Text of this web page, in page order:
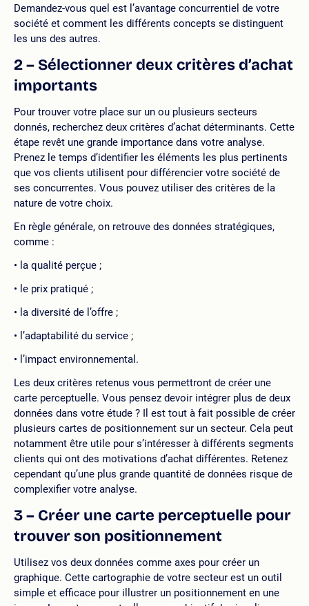
Demandez-vous quel est l’avantage concurrentiel de votre
société et comment les différents concepts se distinguent
les uns des autres.
2 – Sélectionner deux critères d’achat
importants
Pour trouver votre place sur un ou plusieurs secteurs
donnés, recherchez deux critères d’achat déterminants. Cette
étape revêt une grande importance dans votre analyse.
Prenez le temps d’identifier les éléments les plus pertinents
que vos clients utilisent pour différencier votre société de
ses concurrentes. Vous pouvez utiliser des critères de la
nature de votre choix.
En règle générale, on retrouve des données stratégiques,
comme :
la qualité perçue ;
le prix pratiqué ;
la diversité de l’offre ;
l’adaptabilité du service ;
l’impact environnemental.
Les deux critères retenus vous permettront de créer une
carte perceptuelle. Vous pensez devoir intégrer plus de deux
données dans votre étude ? Il est tout à fait possible de créer
plusieurs cartes de positionnement sur un secteur. Cela peut
notamment être utile pour s’intéresser à différents segments
clients qui ont des motivations d’achat différentes. Retenez
cependant qu’une plus grande quantité de données risque de
complexifier votre analyse.
3 – Créer une carte perceptuelle pour
trouver son positionnement
Utilisez vos deux données comme axes pour créer un
graphique. Cette cartographie de votre secteur est un outil
simple et efficace pour illustrer un positionnement en une